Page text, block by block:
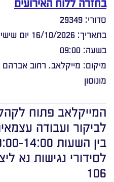
סדורי: 29349
בתאריך: 16/10/2026 יום שישי
בשעה: 09:00
מונוסון
המייקלאב פתוח
לביקור ועבודה
בין השעות 09:00-14:00
לסידורי נגישות נא
106